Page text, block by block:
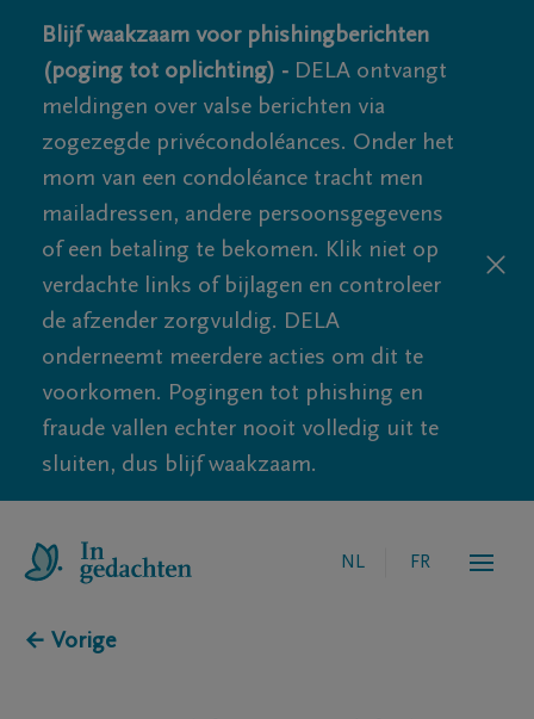
Blijf waakzaam voor phishingberichten
(poging tot oplichting) - DELA ontvangt
meldingen over valse berichten via
zogezegde privécondoléances. Onder het
mom van een condoléance tracht men
mailadressen, andere persoonsgegevens
of een betaling te bekomen. Klik niet op
verdachte links of bijlagen en controleer
de afzender zorgvuldig. DELA
onderneemt meerdere acties om dit te
voorkomen. Pogingen tot phishing en
fraude vallen echter nooit volledig uit te
sluiten, dus blijf waakzaam.
NL FR
← Vorige